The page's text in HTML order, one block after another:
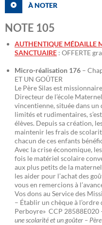
À NOTER
NOTE 105
AUTHENTIQUE MÉDAILLE
SANCTUAIRE : OFFERTE
Micro-réalisation 176 –
ET UN GOÛTER
Le Père Silas est
Directeur de l’école
vincentienne, située dans
limités et rudimentaires,
élèves. Depuis sa création,
maintenir les frais de
chacun de ces enfants
Avec la crise économique,
fois le matériel scolaire
aux plus petits de la
les aider pour l’achat des
vous en remercions à
Vos dons au Service des
– Établir un chèque à
Perboyre» CCP 28588E020
une scolarité et un goûter –